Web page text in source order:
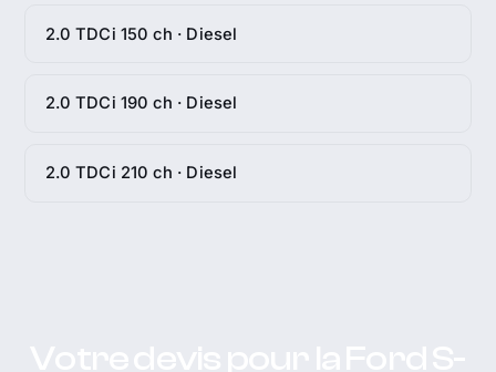
2.0 TDCi 150 ch · Diesel
2.0 TDCi 190 ch · Diesel
2.0 TDCi 210 ch · Diesel